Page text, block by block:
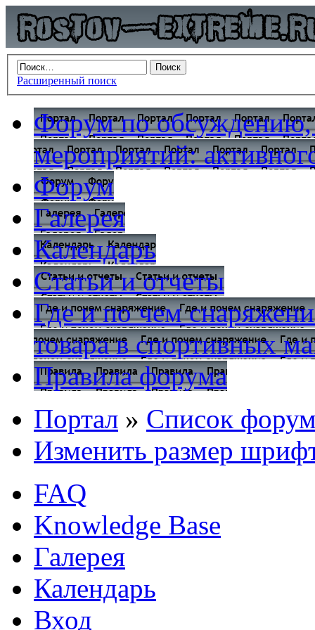
Расширенный поиск
Форум по обсуждению,
мероприятий:
Форум
Галерея
Календарь
Статьи и отчеты
Где и по чем
товара в спортивных
Правила форума
Портал » Список
Изменить размер
FAQ
Knowledge Base
Галерея
Календарь
Вход